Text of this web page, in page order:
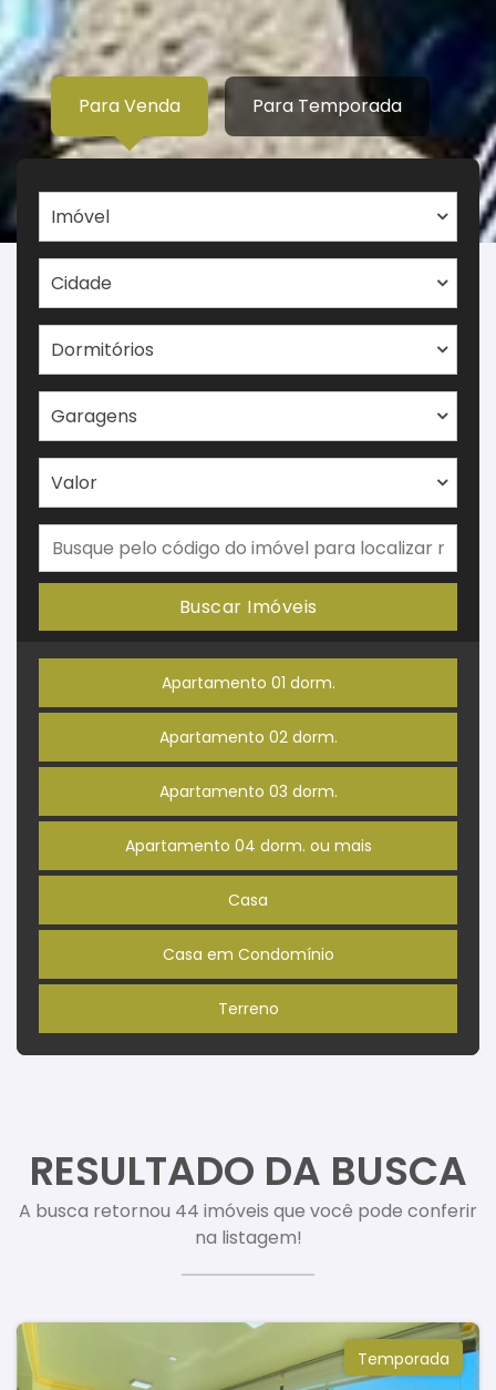
Para Venda Para Temporada
Imóvel
Cidade
Dormitórios
Garagens
Valor
Buscar Imóveis
Apartamento 01 dorm.
Apartamento 02 dorm.
Apartamento 03 dorm.
Apartamento 04 dorm. ou mais
Casa
Casa em Condomínio
Terreno
RESULTADO DA BUSCA
A busca retornou 44 imóveis que você pode conferir
na listagem!
Temporada